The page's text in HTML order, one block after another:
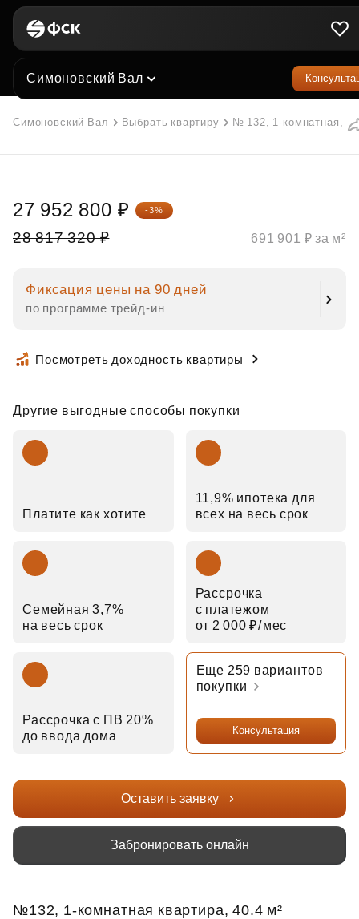
Симоновский Вал
Симоновский Вал Выбрать квартиру № 132, 1-комнатная,
28 817 320 ₽
27 952 800 ₽ -3%
Фиксация цены на 90 дней
по программе трейд‑ин
Посмотреть доходность квартиры
Другие выгодные способы покупки
Платите как хотите
11,9% ипотека для
всех на весь срок
Семейная 3,7%
на весь срок
Рассрочка
с платежом
от 2 000 ₽⁠/⁠мес
Рассрочка с ПВ 20%
до ввода дома
Еще 259 вариантов
покупки
Консультация
691 901 ₽ за м²
Оставить заявку
Забронировать онлайн
№132, 1-комнатная квартира, 40.4 м²